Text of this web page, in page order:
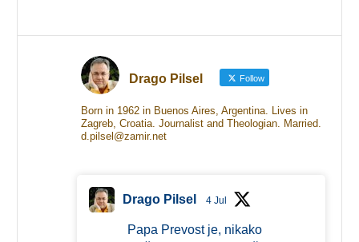
Drago Pilsel Follow
Born in 1962 in Buenos Aires, Argentina. Lives in
Zagreb, Croatia. Journalist and Theologian. Married.
d.pilsel@zamir.net
Drago Pilsel 4 Jul
Papa Prevost je, nikako